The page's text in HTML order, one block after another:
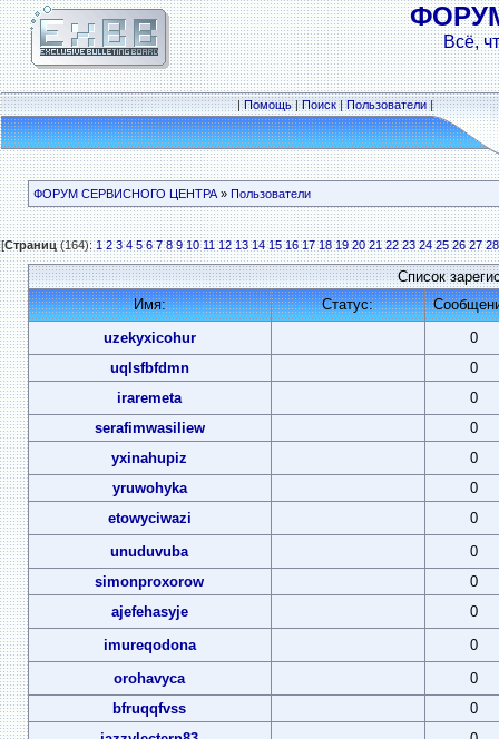
Всё,
|Помощь|Поиск|Пользователи|
ФОРУМ СЕРВИСНОГО ЦЕНТРА» Пользователи
[Страниц(164):1 2 3 4 5 6 7 8 9 10 11 12 13 14 15 16 17 18 19 20 21 22 23 24 25 26 27 28
Список
Имя:
Статус:
uzekyxicohur
0
uqlsfbfdmn
0
iraremeta
0
serafimwasiliew
0
yxinahupiz
0
yruwohyka
0
etowyciwazi
0
unuduvuba
0
simonproxorow
0
ajefehasyje
0
imureqodona
0
orohavyca
0
bfruqqfvss
0